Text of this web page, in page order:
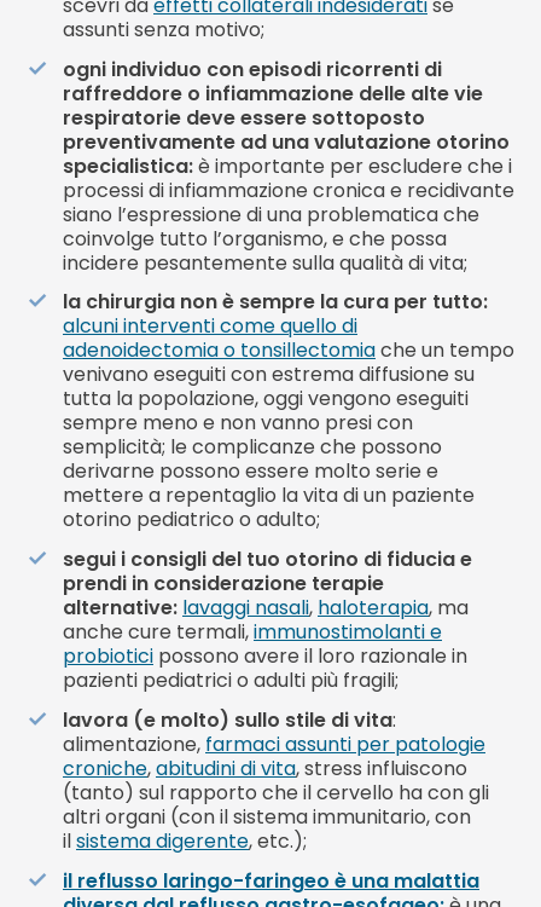
assunti senza motivo;
ogni individuo con episodi ricorrenti di
raffreddore o infiammazione delle alte vie
respiratorie deve essere sottoposto
preventivamente ad una valutazione otorino
specialistica:è importante per escludere che i
processi di infiammazione cronica e recidivante
siano l’espressione di una problematica che
coinvolge tutto l’organismo, e che possa
incidere pesantemente sulla qualità di vita;
la chirurgia non è sempre la cura per tutto:
alcuni interventi come quello di
adenoidectomia o tonsillectomiache un tempo
venivano eseguiti con estrema diffusione su
tutta la popolazione, oggi vengono eseguiti
sempre meno e non vanno presi con
semplicità; le complicanze che possono
derivarne possono essere molto serie e
mettere a repentaglio la vita di un paziente
otorino pediatrico o adulto;
segui i consigli del tuo otorino di fiducia e
prendi in considerazione terapie
alternative: lavaggi nasali, haloterapia, ma
anche cure termali,immunostimolanti e
probiotici possono avere il loro razionale in
pazienti pediatrici o adulti più fragili;
lavora (e molto) sullo stile di vita:
alimentazione, farmaci assunti per patologie
croniche,abitudini di vita, stress influiscono
(tanto) sul rapporto che il cervello ha con gli
altri organi (con il sistema immunitario, con
ilsistema digerente, etc.);
il reflusso laringo-faringeo è una malattia